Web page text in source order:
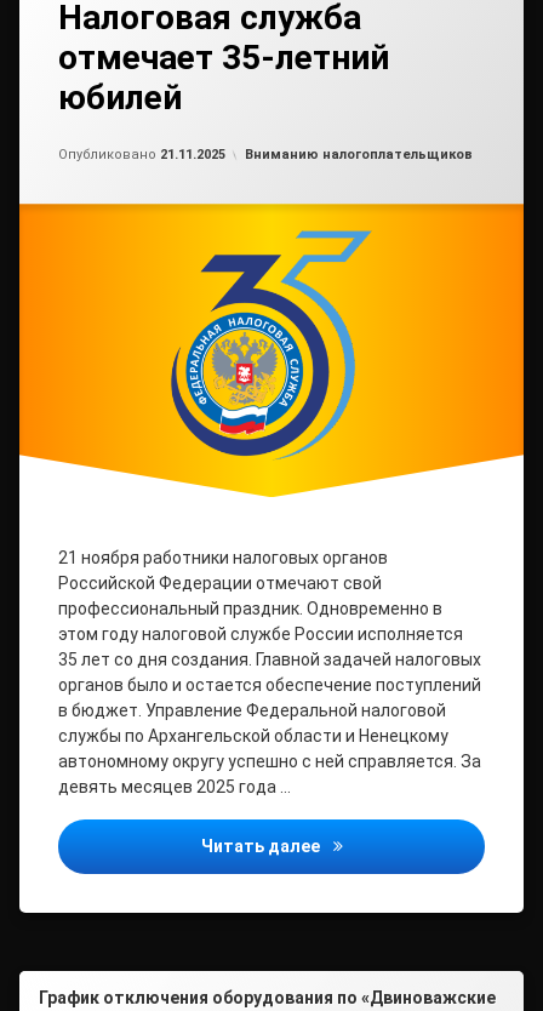
Налоговая служба
отмечает 35-летний
юбилей
Опубликовано 21.11.2025 Рубрики:
Вниманию налогоплательщиков
21 ноября работники налоговых органов
Российской Федерации отмечают свой
профессиональный праздник. Одновременно в
этом году налоговой службе России исполняется
35 лет со дня создания. Главной задачей налоговых
органов было и остается обеспечение поступлений
в бюджет. Управление Федеральной налоговой
службы по Архангельской области и Ненецкому
автономному округу успешно с ней справляется. За
девять месяцев 2025 года …
Читать далее Налоговая служба
График отключения оборудования по «Двиноважские